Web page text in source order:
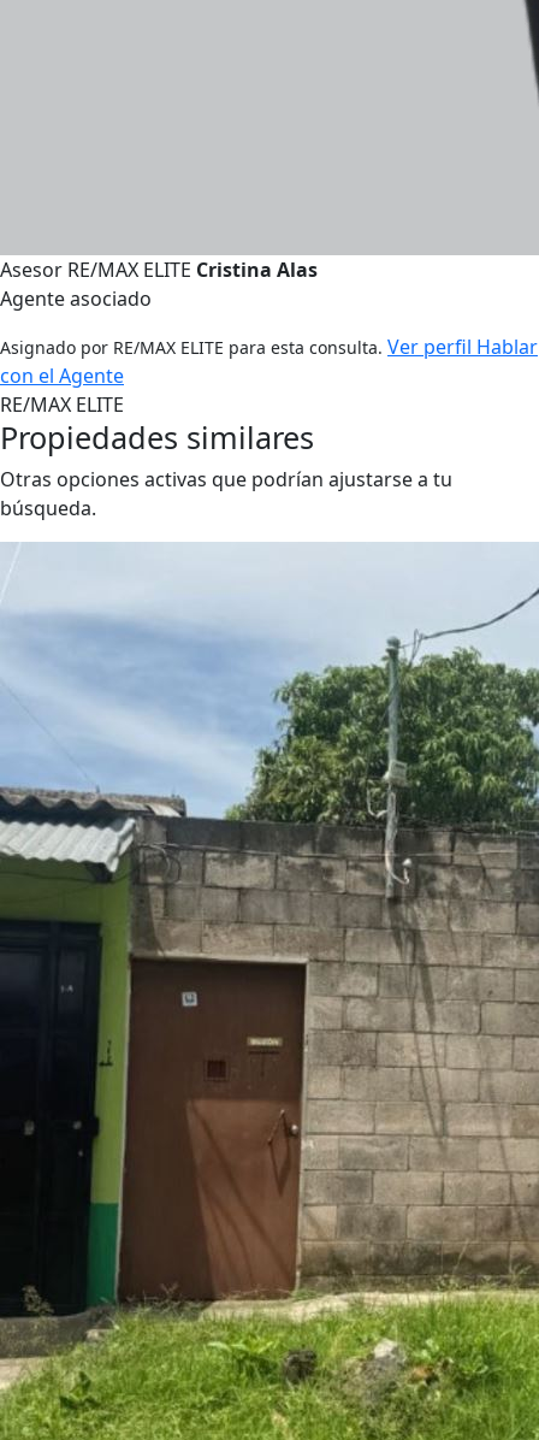
Asesor RE/MAX ELITE Cristina Alas
Agente asociado
Asignado por RE/MAX ELITE para esta consulta. Ver perfil Hablar
con el Agente
RE/MAX ELITE
Propiedades similares
Otras opciones activas que podrían ajustarse a tu
búsqueda.